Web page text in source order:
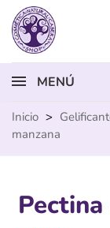
MENÚ
Inicio >
manzana